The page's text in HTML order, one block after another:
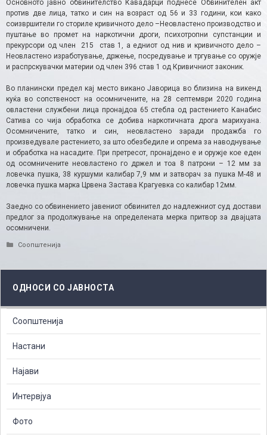
Основното јавно обвинителство Кавадарци поднесе Обвинителен акт
против две лица, татко и син на возраст од 56 и 33 години, кои како
соизвршители го сториле кривичното дело –Неовластено производство и
пуштање во промет на наркотични дроги, психотропни супстанции и
прекурсори од член 215 став 1, а едниот од нив и кривичното дело –
Неовластено изработување, држење, посредување и тргување со оружје
и распрскувачки материи од член 396 став 1 од Кривичниот законик.
Во планински предел кај место викано Јаворица во близина на викенд
куќа во сопственост на осомничените, на 28 септември 2020 година
овластени службени лица пронајдоа 65 стебла од растението Канабис
Сатива со чија обработка се добива наркотичната дрога марихуана.
Осомничените, татко и син, неовластено заради продажба го
произведувале растението, за што обезбедиле и опрема за наводнување
и обработка на насадите. При претресот, пронајдено е и оружје кое еден
од осомничените неовластено го држел и тоа 8 патрони – 12 мм за
ловечка пушка, 38 куршуми калибар 7,9 мм и затворач за пушка М-48 и
ловечка пушка марка Црвена Застава Крагуевка со калибар 12мм.
Заедно со обвинението јавениот обвинител до надлежниот суд достави
предлог за продолжување на определената мерка притвор за двајцата
осомничени.​
Categories
Соопштенија
ОДНОСИ СО ЈАВНОСТА
Соопштенија
Настани
Најави
Интервјуа
Фото